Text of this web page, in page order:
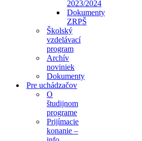
2023/2024
Dokumenty
ZRPŠ
Školský
vzdelávací
program
Archív
noviniek
Dokumenty
Pre uchádzačov
O
študijnom
programe
Prijímacie
konanie –